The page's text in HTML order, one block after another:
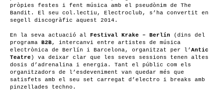
pròpies festes i fent música amb el pseudònim de The
Bandit. El seu col.lectiu, Electroclub, s’ha convertit en
segell discogràfic aquest 2014.
En la seva actuació al Festival Krake – Berlín (dins del
programa B2B, intercanvi entre artistes de música
electrònica de Berlín i Barcelona, organitzat per l’Antic
Teatre ) va deixar clar que les seves sessions tenen altes
dosis d’adrenalina i energia. Tant el públic com els
organitzadors de l’esdeveniment van quedar més que
satisfets amb el seu set carregat d’electro i breaks amb
pinzellades techno.